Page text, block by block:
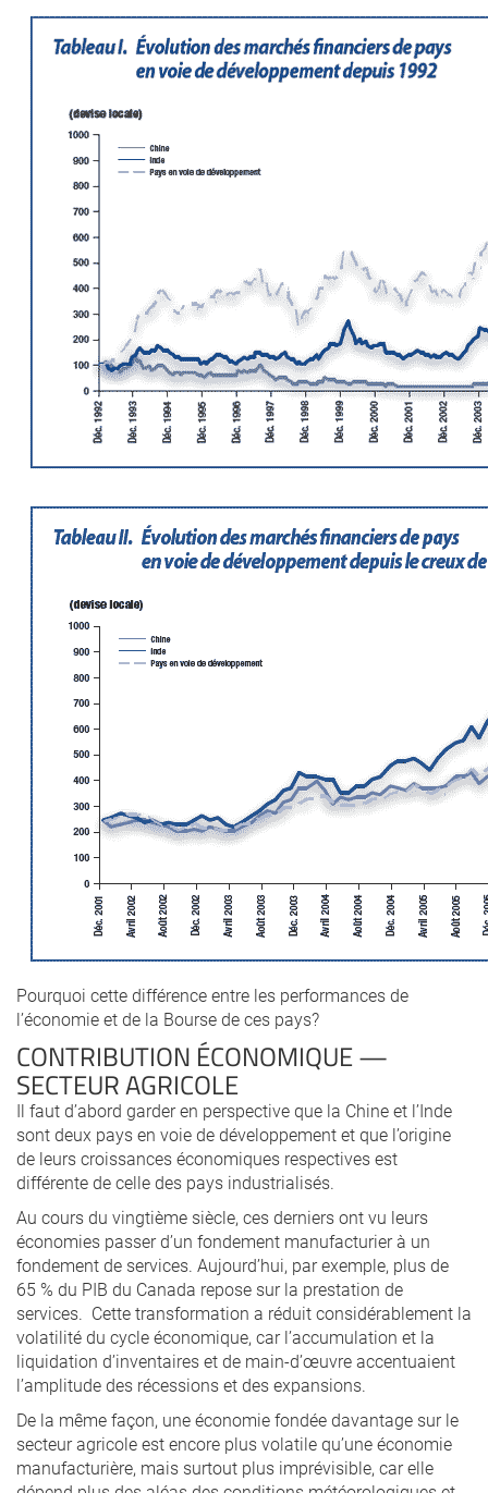
Pourquoi cette différence entre les performances de
l’économie et de la Bourse de ces pays?
CONTRIBUTION ÉCONOMIQUE —
SECTEUR AGRICOLE
Il faut d’abord garder en perspective que la Chine et l’Inde
sont deux pays en voie de développement et que l’origine
de leurs croissances économiques respectives est
différente de celle des pays industrialisés.
Au cours du vingtième siècle, ces derniers ont vu leurs
économies passer d’un fondement manufacturier à un
fondement de services. Aujourd’hui, par exemple, plus de
65 % du PIB du Canada repose sur la prestation de
services. Cette transformation a réduit considérablement la
volatilité du cycle économique, car l’accumulation et la
liquidation d’inventaires et de main-d’œuvre accentuaient
l’amplitude des récessions et des expansions.
De la même façon, une économie fondée davantage sur le
secteur agricole est encore plus volatile qu’une économie
manufacturière, mais surtout plus imprévisible, car elle